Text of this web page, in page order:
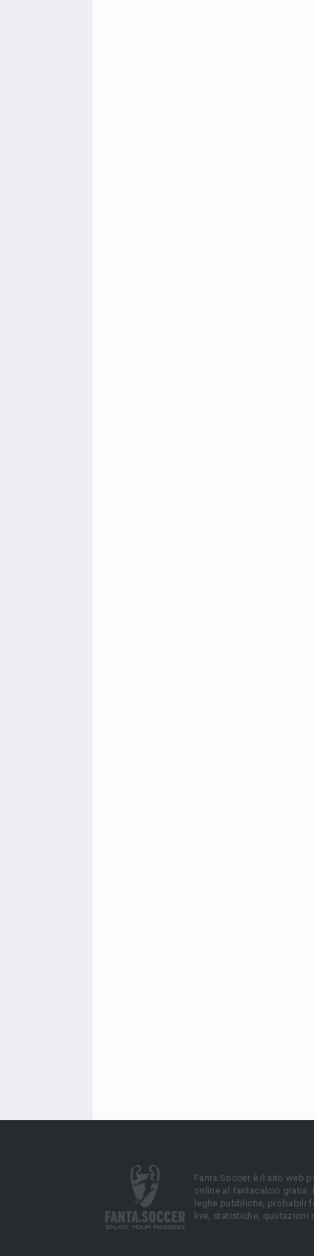
Fanta.Soccer è il sito web
online al fantacalcio gratis.
leghe pubbliche, probabili
live, statistiche, quotazioni